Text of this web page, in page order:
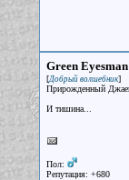
Green Eyesman
[Добрый волшебник]
Прирожденный
И тишина...
Пол:
Репутация: +680